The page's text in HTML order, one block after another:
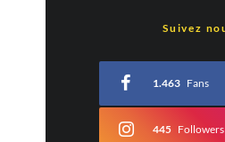
Suivez
1.463 Fans
445 Followers